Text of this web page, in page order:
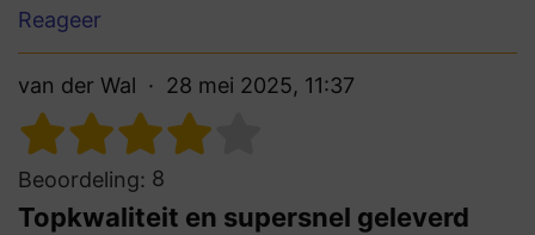
Reageer
van der Wal 28 mei 2025, 11:37
Beoordeling: 8
Topkwaliteit en supersnel geleverd